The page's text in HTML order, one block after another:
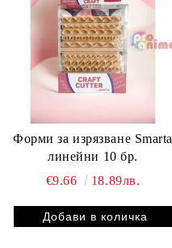
Форми за изрязване Smarta
линейни 10 бр.
€9.66
18.89лв.